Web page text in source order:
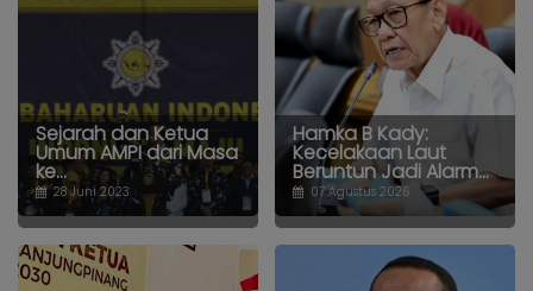
Sejarah dan Ketua
Umum AMPI dari Masa
ke...
28 Juni 2023
Hamka B Kady:
Kecelakaan Laut
Beruntun Jadi Alarm...
07 Agustus 2026